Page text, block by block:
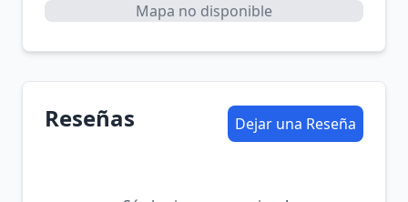
Mapa no disponible
Reseñas Dejar una Reseña